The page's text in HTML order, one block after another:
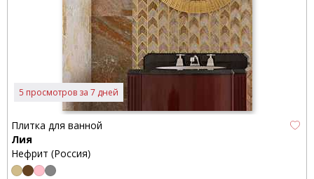
5 просмотров за 7 дней
Плитка для ванной
Лия
Нефрит (Россия)